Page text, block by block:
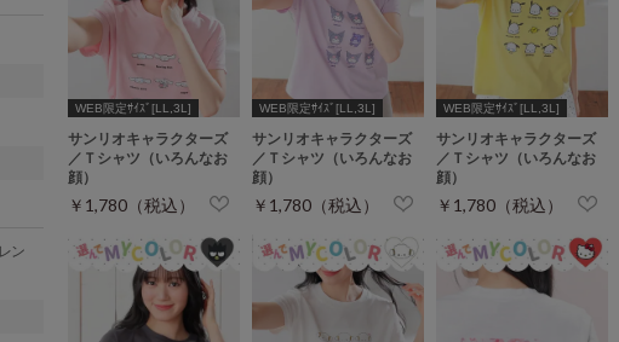
WEB限定ｻｲｽﾞ[LL,3L]
サンリオキャラクターズ
／Ｔシャツ（いろんなお
顔）
￥1,780（税込）
WEB限定ｻｲｽﾞ[LL,3L]
サンリオキャラクターズ
／Ｔシャツ（いろんなお
顔）
￥1,780（税込）
WEB限定ｻｲｽﾞ[LL,3L]
サンリオキャラクターズ
／Ｔシャツ（いろんなお
顔）
￥1,780（税込）
ン